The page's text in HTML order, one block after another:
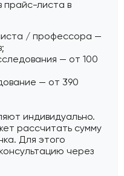
прайс-листа в
/ профессора —
— от 100
— от 390
индивидуально.
рассчитать сумму
Для этого
через